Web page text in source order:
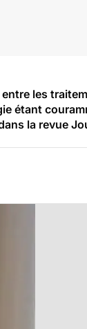
les
étant
la revue